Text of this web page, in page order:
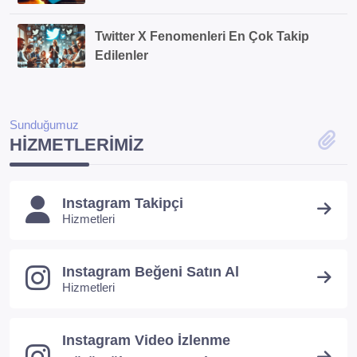
Twitter X Fenomenleri En Çok Takip
Edilenler
Sunduğumuz
HIZMETLERIMIZ
Instagram Takipçi
Hizmetleri
Instagram Beğeni Satın Al
Hizmetleri
Instagram Video İzlenme